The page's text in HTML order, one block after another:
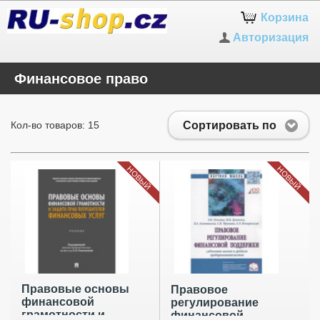
Корзина
Авторизация
Финансовое право
Сортировать по
Кол-во товаров: 15
Правовые основы
финансовой
грамотности и
НОВЫЙ
Правовое
регулирование
финансовой
НОВЫЙ